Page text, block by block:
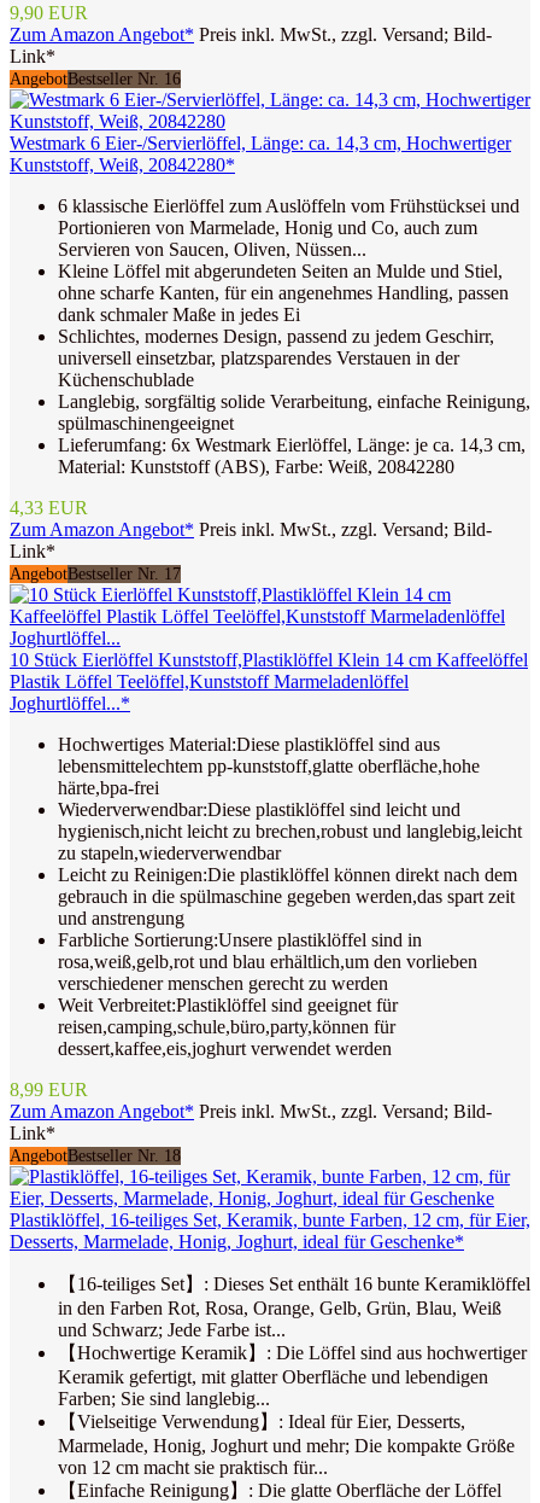
9,90 EUR
Zum Amazon Angebot* Preis inkl. MwSt., zzgl. Versand; Bild-
Link*
AngebotBestseller Nr. 16
Westmark 6 Eier-/Servierlöffel, Länge: ca. 14,3 cm, Hochwertiger
Kunststoff, Weiß, 20842280*
6 klassische Eierlöffel zum Auslöffeln vom Frühstücksei und
Portionieren von Marmelade, Honig und Co, auch zum
Servieren von Saucen, Oliven, Nüssen...
Kleine Löffel mit abgerundeten Seiten an Mulde und Stiel,
ohne scharfe Kanten, für ein angenehmes Handling, passen
dank schmaler Maße in jedes Ei
Schlichtes, modernes Design, passend zu jedem Geschirr,
universell einsetzbar, platzsparendes Verstauen in der
Küchenschublade
Langlebig, sorgfältig solide Verarbeitung, einfache Reinigung,
spülmaschinengeeignet
Lieferumfang: 6x Westmark Eierlöffel, Länge: je ca. 14,3 cm,
Material: Kunststoff (ABS), Farbe: Weiß, 20842280
4,33 EUR
Zum Amazon Angebot* Preis inkl. MwSt., zzgl. Versand; Bild-
Link*
AngebotBestseller Nr. 17
10 Stück Eierlöffel Kunststoff,Plastiklöffel Klein 14 cm Kaffeelöffel
Plastik Löffel Teelöffel,Kunststoff Marmeladenlöffel
Joghurtlöffel...*
Hochwertiges Material:Diese plastiklöffel sind aus
lebensmittelechtem pp-kunststoff,glatte oberfläche,hohe
härte,bpa-frei
Wiederverwendbar:Diese plastiklöffel sind leicht und
hygienisch,nicht leicht zu brechen,robust und langlebig,leicht
zu stapeln,wiederverwendbar
Leicht zu Reinigen:Die plastiklöffel können direkt nach dem
gebrauch in die spülmaschine gegeben werden,das spart zeit
und anstrengung
Farbliche Sortierung:Unsere plastiklöffel sind in
rosa,weiß,gelb,rot und blau erhältlich,um den vorlieben
verschiedener menschen gerecht zu werden
Weit Verbreitet:Plastiklöffel sind geeignet für
reisen,camping,schule,büro,party,können für
dessert,kaffee,eis,joghurt verwendet werden
8,99 EUR
Zum Amazon Angebot* Preis inkl. MwSt., zzgl. Versand; Bild-
Link*
AngebotBestseller Nr. 18
Plastiklöffel, 16-teiliges Set, Keramik, bunte Farben, 12 cm, für Eier,
Desserts, Marmelade, Honig, Joghurt, ideal für Geschenke*
【16-teiliges Set】: Dieses Set enthält 16 bunte Keramiklöffel
in den Farben Rot, Rosa, Orange, Gelb, Grün, Blau, Weiß
und Schwarz; Jede Farbe ist...
【Hochwertige Keramik】: Die Löffel sind aus hochwertiger
Keramik gefertigt, mit glatter Oberfläche und lebendigen
Farben; Sie sind langlebig...
【Vielseitige Verwendung】: Ideal für Eier, Desserts,
Marmelade, Honig, Joghurt und mehr; Die kompakte Größe
von 12 cm macht sie praktisch für...
【Einfache Reinigung】: Die glatte Oberfläche der Löffel